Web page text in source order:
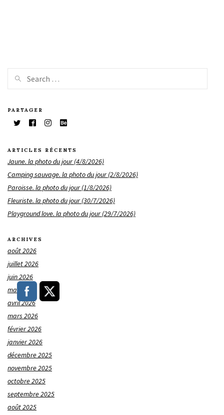
PARTAGER
ARTICLES RÉCENTS
Jaune. la photo du jour (4/8/2026)
Camping sauvage. la photo du jour (2/8/2026)
Paroisse. la photo du jour (1/8/2026)
Fleuriste. la photo du jour (30/7/2026)
Playground love. la photo du jour (29/7/2026)
ARCHIVES
août 2026
juillet 2026
juin 2026
mai 2026
avril 2026
mars 2026
février 2026
janvier 2026
décembre 2025
novembre 2025
octobre 2025
septembre 2025
août 2025